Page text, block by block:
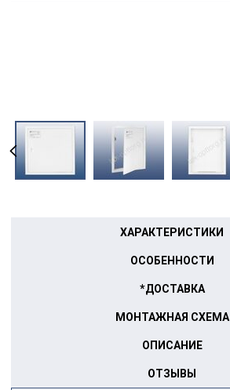
ХАРАКТЕРИСТИКИ
ОСОБЕННОСТИ
*ДОСТАВКА
МОНТАЖНАЯ СХЕМА
ОПИСАНИЕ
ОТЗЫВЫ